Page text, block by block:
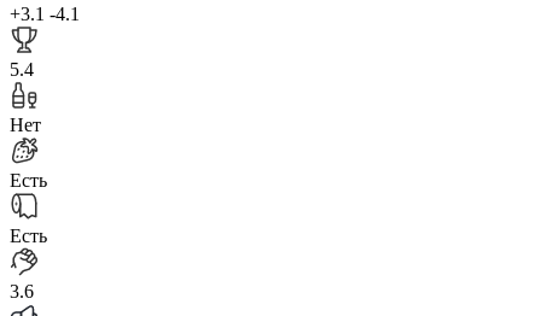
+3.1 -4.1
5.4
Нет
Есть
Есть
3.6